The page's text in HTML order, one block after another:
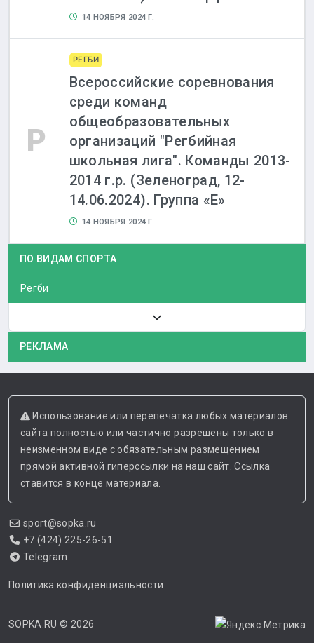
14 НОЯБРЯ 2024 Г.
Р
РЕГБИ
Всероссийские соревнования
среди команд
общеобразовательных
организаций "Регбийная
школьная лига". Команды 2013-
2014 г.р. (Зеленоград, 12-
14.06.2024). Группа «Е»
14 НОЯБРЯ 2024 Г.
ПО ВИДАМ СПОРТА
Регби
РЕКЛАМА
Использование или перепечатка любых материалов
сайта полностью или частично разрешены только в
неизменном виде с обязательным размещением
прямой активной гиперссылки на наш сайт. Ссылка
ставится в конце материала.
sport@sopka.ru
+7 (424) 225-26-51
Telegram
Политика конфиденциальности
SOPKA.RU © 2026